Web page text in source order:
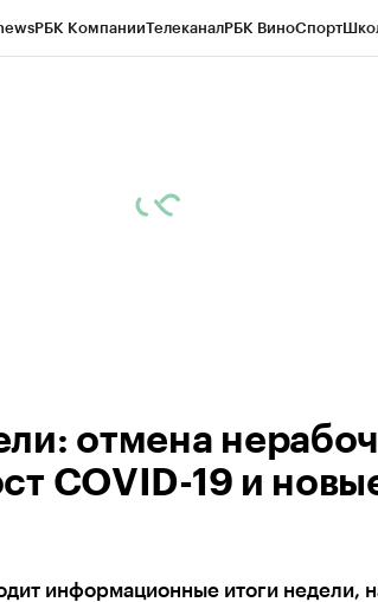
РБК КомпанииТелеканалРБК ВиноСпорт
отмена
COVID-19 и
информационные итоги недели,